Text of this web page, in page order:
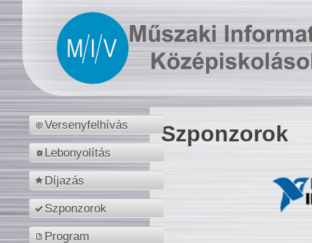
Versenyfelhívás
Lebonyolítás
Díjazás
Szponzorok
Program
Szponzorok